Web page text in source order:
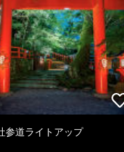
参道ライトアップ